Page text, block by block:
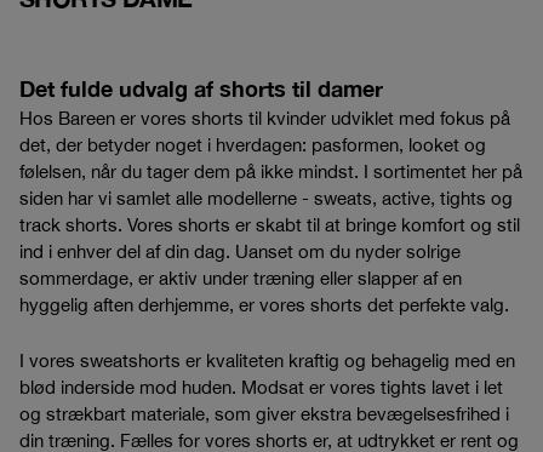
Det fulde udvalg af shorts til damer
Hos Bareen er vores shorts til kvinder udviklet med fokus på
det, der betyder noget i hverdagen: pasformen, looket og
følelsen, når du tager dem på ikke mindst. I sortimentet her på
siden har vi samlet alle modellerne - sweats, active, tights og
track shorts. Vores shorts er skabt til at bringe komfort og stil
ind i enhver del af din dag. Uanset om du nyder solrige
sommerdage, er aktiv under træning eller slapper af en
hyggelig aften derhjemme, er vores shorts det perfekte valg.
I vores sweatshorts er kvaliteten kraftig og behagelig med en
blød inderside mod huden. Modsat er vores tights lavet i let
og strækbart materiale, som giver ekstra bevægelsesfrihed i
din træning. Fælles for vores shorts er, at udtrykket er rent og